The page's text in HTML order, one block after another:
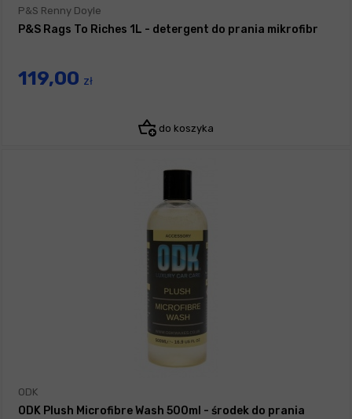
P&S Renny Doyle
P&S Rags To Riches 1L - detergent do prania mikrofibr
119,00 zł
do koszyka
ODK
ODK Plush Microfibre Wash 500ml - środek do prania